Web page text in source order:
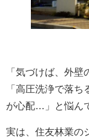
「気づけば、外
「高圧洗浄で落
が心配…」と悩ん
実は、住友林業の